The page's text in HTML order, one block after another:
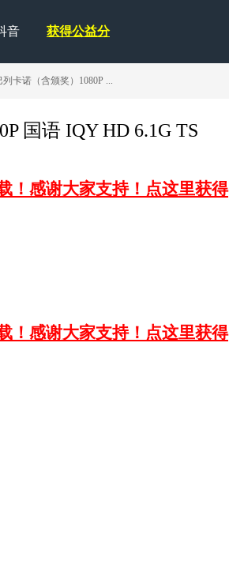
音 获得公益分
卡诺（含颁奖）1080P ...
国语 IQY HD 6.1G TS
！感谢大家支持！点这里获得
！感谢大家支持！点这里获得